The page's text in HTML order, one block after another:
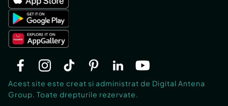
Acest site este creat si administrat de Digital Antena
Group. Toate drepturile rezervate.